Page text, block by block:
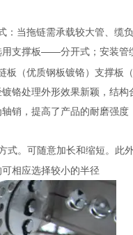
：当拖链需承载较大管、
用支撑板——分开式；安装
板（优质钢板镀铬）支撑板
铬处理外形效果新颖，结
销，提高了产品的耐磨强
式。可随意加长和缩短。此
相应选择较小的半径